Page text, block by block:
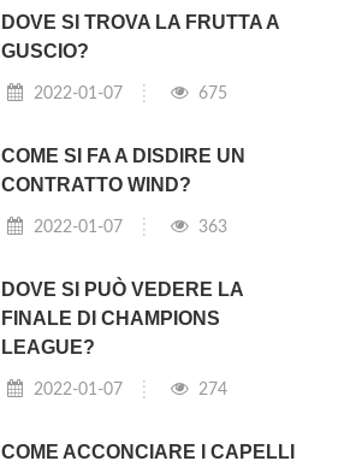
DOVE SI TROVA LA FRUTTA A
GUSCIO?
2022-01-07 675
COME SI FA A DISDIRE UN
CONTRATTO WIND?
2022-01-07 363
DOVE SI PUÒ VEDERE LA
FINALE DI CHAMPIONS
LEAGUE?
2022-01-07 274
COME ACCONCIARE I CAPELLI